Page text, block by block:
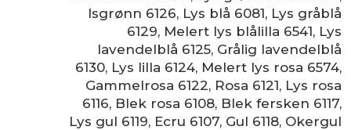
Isgrønn 6126, Lys blå 6081, Lys gråblå
6129, Melert lys blålilla 6541, Lys
lavendelblå 6125, Grålig lavendelblå
6130, Lys lilla 6124, Melert lys rosa 6574,
Gammelrosa 6122, Rosa 6121, Lys rosa
6116, Blek rosa 6108, Blek fersken 6117,
Lys gul 6119, Ecru 6107, Gul 6118, Okergul